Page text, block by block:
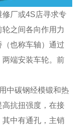
修厂或4S店寻求专
之间各向作用力
也称车轴）通过
端安装车轮。前
中碳钢经模锻和热
抗扭强度，在接
中有通孔，主销